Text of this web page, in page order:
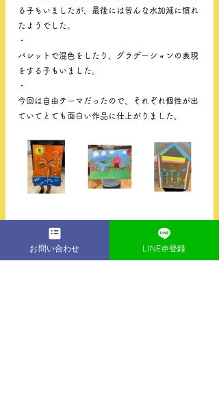
る子もいましたが、最後には皆んな水加減に慣れ
たようでした。
・
パレットで混色をしたり、グラデーションの表現
をする子もいました。
・
今回は自由テーマだったので、それぞれ個性が出
ていてとても面白い作品に仕上がりました。
お問い合わせ LINE＠登録